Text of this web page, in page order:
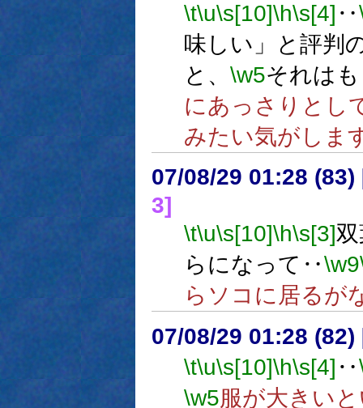
\t\u\s[10]\h\s[4] ‥
味しい」と評判
と、 \w5それは
にあっさりとし
みたい気がしま
07/08/29 01:28 (83)
3]
\t\u\s[10]\h\s[3]
らになって‥\w9
らソコに居るが
07/08/29 01:28 (82)
\t\u\s[10]\h\s[4] ‥
\w5服が大きい